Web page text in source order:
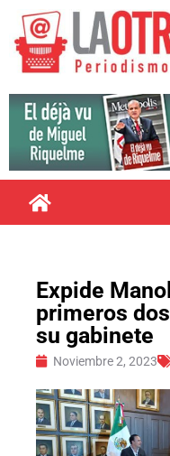
Expide
primeros
su gabinete
Noviembre 2, 2023